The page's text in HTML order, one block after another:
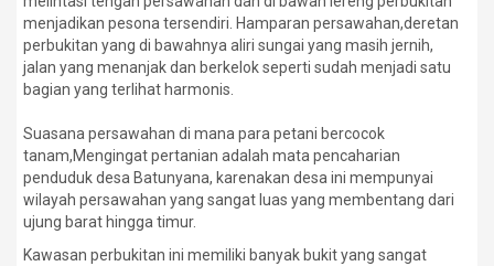
menjadikan pesona tersendiri. Hamparan persawahan,deretan
perbukitan yang di bawahnya aliri sungai yang masih jernih,
jalan yang menanjak dan berkelok seperti sudah menjadi satu
bagian yang terlihat harmonis.
Suasana persawahan di mana para petani bercocok
tanam,Mengingat pertanian adalah mata pencaharian
penduduk desa Batunyana, karenakan desa ini mempunyai
wilayah persawahan yang sangat luas yang membentang dari
ujung barat hingga timur.
Kawasan perbukitan ini memiliki banyak bukit yang sangat